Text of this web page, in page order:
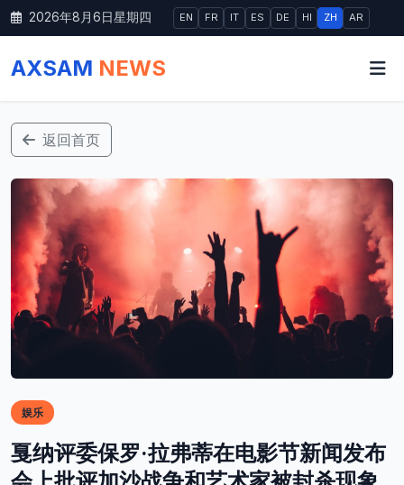
2026年8月6日星期四 EN FR IT ES DE HI ZH AR
AXSAM NEWS
返回首页
娱乐
戛纳评委保罗·拉弗蒂在电影节新闻发布